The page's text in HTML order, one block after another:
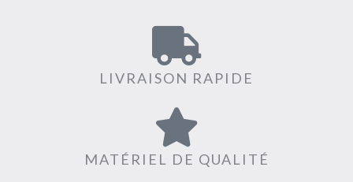
LIVRAISON RAPIDE
MATÉRIEL DE QUALITÉ